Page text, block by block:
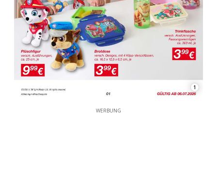
1
WERBUNG